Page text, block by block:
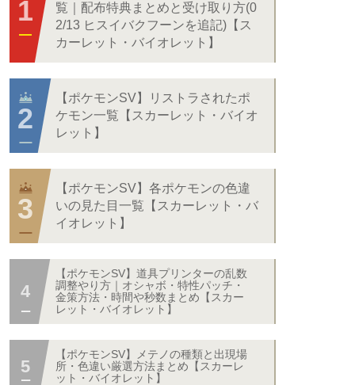
覧｜配布特典まとめと受け取り方(0
2/13 ヒスイバクフーンを追記)【ス
カーレット・バイオレット】
【ポケモンSV】リストラされたポ
ケモン一覧【スカーレット・バイオ
レット】
【ポケモンSV】各ポケモンの色違
いの見た目一覧【スカーレット・バ
イオレット】
【ポケモンSV】道具プリンターの乱数
調整やり方｜オシャボ・特性パッチ・
金策方法・時間や秒数まとめ【スカー
レット・バイオレット】
【ポケモンSV】メテノの種類と出現場
所・色違い厳選方法まとめ【スカーレ
ット・バイオレット】